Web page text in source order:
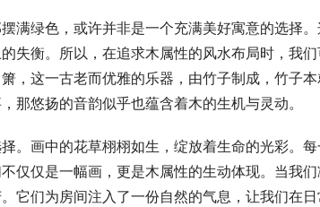
满绿色，或许并非是一个充满美好寓意的选择
失衡。所以，在追求木属性的风水布局时，我
，这一古老而优雅的乐器，由竹子制成，竹子
那悠扬的音韵似乎也蕴含着木的生机与灵动。
。画中的花草栩栩如生，绽放着生命的光彩。
仅仅是一幅画，更是木属性的生动体现。当我
它们为房间注入了一份自然的气息，让我们在